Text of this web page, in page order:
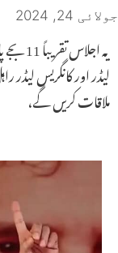
جولائی 24, 2024
یہ
لیڈر اور کانگریس
ملاقات کریں گے،